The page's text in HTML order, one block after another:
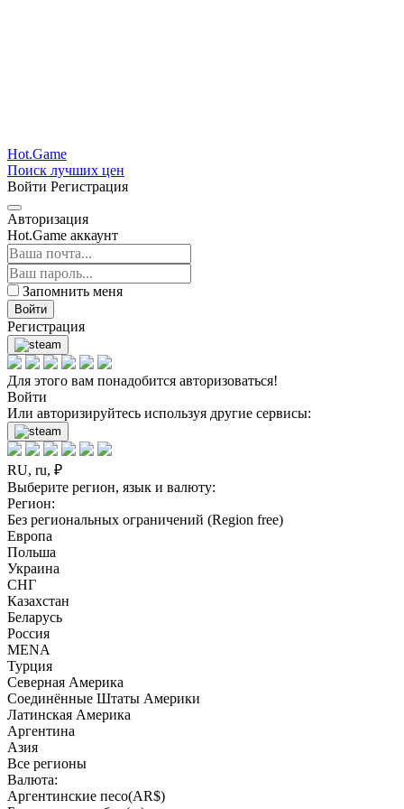
Hot.Game
Поиск лучших цен
Войти Регистрация
Авторизация
Hot.Game аккаунт
Запомнить меня
Войти
Регистрация
Для этого вам понадобится авторизоваться!
Войти
Или авторизируйтесь используя другие сервисы:
RU, ru, ₽
Выберите регион, язык и валюту:
Регион:
Без региональных ограничений (Region free)
Европа
Польша
Украина
СНГ
Казахстан
Беларусь
Россия
MENA
Турция
Северная Америка
Соединённые Штаты Америки
Латинская Америка
Аргентина
Азия
Все регионы
Валюта:
Аргентинские песо(AR$)